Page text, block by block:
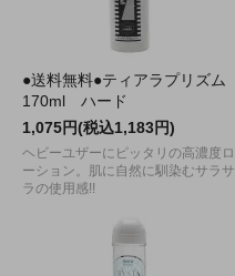
●送料無料●ティアラプリズム
170ml ハード
1,075円(税込1,183円)
ヘビーユザーにピッタリの高濃度ロ
ーション。肌に自然に馴染むサラサ
ラの使用感!!